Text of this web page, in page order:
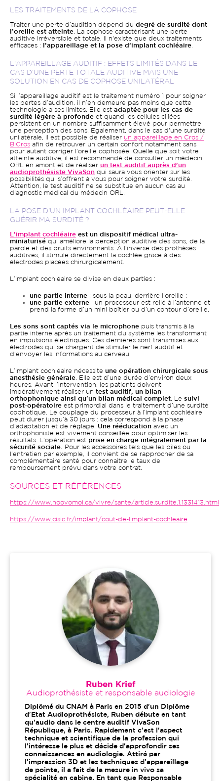
LES TRAITEMENTS DE LA COPHOSE
Traiter une perte d’audition dépend du degré de surdité dont
l’oreille est atteinte . La cophose caractérisant une perte
auditive irréversible et totale, il n'existe que deux traitements
efficaces :
l’appareillage et la pose d’implant cochléaire
L'APPAREILLAGE AUDITIF : EFFETS LIMITÉS DANS LE
CAS D’UNE PERTE TOTALE AUDITIVE MAIS UNE
SOLUTION EN CAS DE COPHOSE UNILATÉRAL
Si l’appareillage auditif est le traitement numéro 1 pour soigner
les pertes d’audition, il n’en demeure pas moins que cette
technologie a ses limites. Elle est adaptée pour les cas de
surdité légère à profonde et quand les cellules ciliées
persistent en un nombre suffisamment élevé pour permettre
une perception des sons. Egalement, dans le cas d'une surdité
unilatérale, il est possible de réaliser un appareillage en Cros /
BiCros afin de retrouver un certain confort notamment sans
pour autant corriger l’oreille cophosée. Quelle que soit votre
atteinte auditive, il est recommandé de consulter un médecin
ORL en amont et de réaliser un test auditif auprès d’un
audioprothésiste VivaSon qui saura vous orienter sur les
possibilités qui s’offrent à vous pour soigner votre surdité.
Attention, le test auditif ne se substitue en aucun cas au
diagnostic médical du médecin ORL.
LA POSE D'UN IMPLANT COCHLÉAIRE PEUT-ELLE
GUÉRIR MA SURDITÉ ?
L’implant cochléaire est un dispositif médical ultra-
miniaturisé qui améliore la perception auditive des sons, de la
parole et des bruits environnants. À l’inverse des prothèses
auditives, il stimule directement la cochlée grâce à des
électrodes placées chirurgicalement.
L’implant cochléaire se divise en deux parties :
une partie interne : sous la peau, derrière l’oreille ;
une partie externe : un processeur est relié à l’antenne et
prend la forme d’un mini boîtier ou d’un contour d’oreille.
Les sons sont captés via le microphone puis transmis à la
partie interne après un traitement du système les transformant
en impulsions électriques. Ces dernières sont transmises aux
électrodes qui se chargent de stimuler le nerf auditif et
d’envoyer les informations au cerveau.
L’implant cochléaire nécessite une opération chirurgicale sous
anesthésie générale . Elle est d’une durée d’environ deux
heures. Avant l’intervention, les patients doivent
impérativement réaliser un test auditif, un bilan
orthophonique ainsi qu'un bilan médical complet . Le suivi
post-opératoire est primordial dans le traitement d’une surdité
cophotique. Le couplage du processeur à l’implant cochléaire
peut durer jusqu’à 30 jours : cela correspond à la phase
d’adaptation et de réglage. Une rééducation avec un
orthophoniste est vivement conseillée pour optimiser les
résultats. L’opération est prise en charge intégralement par la
sécurité sociale.
Pour les accessoires tels que les piles ou
l’entretien par exemple, il convient de se rapprocher de sa
complémentaire santé pour connaître le taux de
remboursement prévu dans votre contrat.
SOURCES ET RÉFÉRENCES
https://www.noovomoi.ca/vivre/sante/article.surdite.1.1331413.html
https://www.cisic.fr/implant/cout-de-limplant-cochleaire
Ruben Krief
Audioprothésiste et responsable audiologie
Diplômé du CNAM à Paris en 2015 d'un Diplôme
d'Etat Audioprothésiste, Ruben débute en tant
qu'audio dans le centre auditif VivaSon
République, à Paris. Rapidement c'est l'aspect
technique et scientifique de la profession qui
l'intéresse le plus et décide d'approfondir ses
connaissances en audiologie. Attiré par
l'impression 3D et les techniques d'appareillage
de pointe, il a fait de la mesure in vivo sa
spécialité en cabine. En tant que Responsable